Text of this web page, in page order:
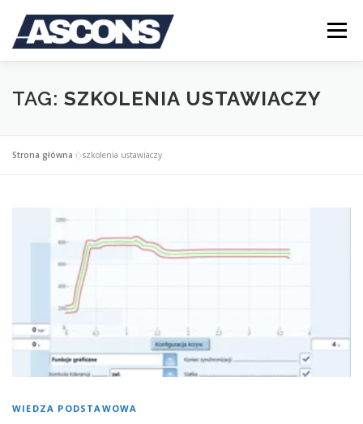
treści
Menu
STRONA GŁÓWNA O FIRMIE OFERTA
BLOG KONTAKT
TAG: SZKOLENIA USTAWIACZY
Strona główna »szkolenia ustawiaczy
WIEDZA PODSTAWOWA